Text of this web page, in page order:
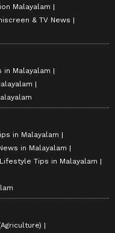
Malayalam
& TV News
in Malayalam
in Malayalam
in Malayalam
Tips in Malayalam